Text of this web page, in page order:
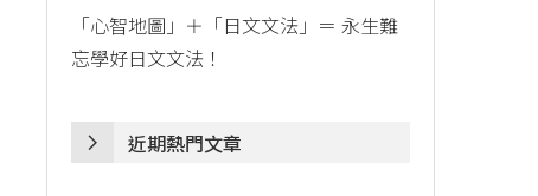
「心智地圖」＋「日文文法」＝ 永生難
忘學好日文文法！
近期熱門文章